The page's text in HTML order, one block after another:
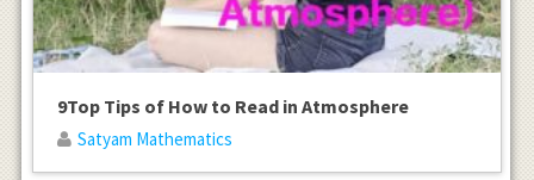
9Top Tips of How to Read in Atmosphere
Satyam Mathematics